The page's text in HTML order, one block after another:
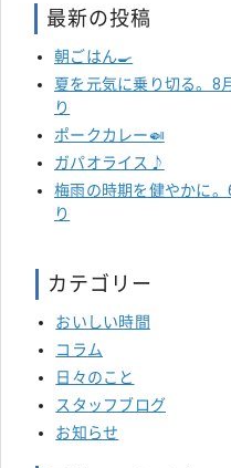
最新の投稿
朝ごはん🍳
夏を元気に乗り切る。8
り
ポークカレー🍛
ガパオライス♪
梅雨の時期を健やかに
り
カテゴリー
おいしい時間
コラム
日々のこと
スタッフブログ
お知らせ